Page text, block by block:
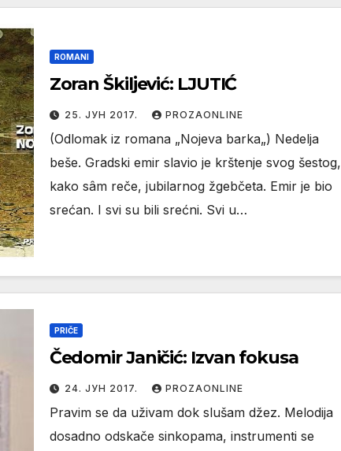
ROMANI
Zoran Škiljević: LJUTIĆ
25. ЈУН 2017. PROZAONLINE
(Odlomak iz romana „Nojeva barka„) Nedelja
beše. Gradski emir slavio je krštenje svog šestog,
kako sâm reče, jubilarnog žgebčeta. Emir je bio
srećan. I svi su bili srećni. Svi u…
PRIČE
Čedomir Janičić: Izvan fokusa
24. ЈУН 2017. PROZAONLINE
Pravim se da uživam dok slušam džez. Melodija
dosadno odskače sinkopama, instrumenti se